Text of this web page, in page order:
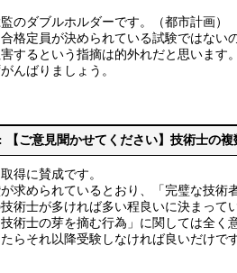
のダブルホルダーです。（都市計画）
格定員が決められている試験ではない
するという指摘は的外れだと思います
んばりましょう。
【ご意見聞かせてください】技術士の
得に賛成です。
求められているとおり、「完璧な技術
技術士が多ければ多い程良いに決まっ
技術士の芽を摘む行為」に関しては全
たらそれ以降受験しなければ良いだけで